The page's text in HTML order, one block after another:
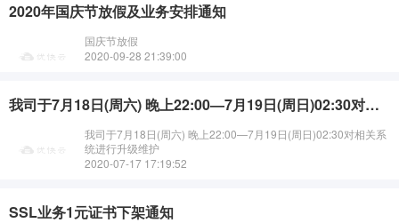
2020年国庆节放假及业务安排通知
国庆节放假
2020-09-28 21:39:00
我司于7月18日(周六) 晚上22:00—7月19日(周日)02:30对相关系统进行升级维护
我司于7月18日(周六) 晚上22:00—7月19日(周日)02:30对相关系
统进行升级维护
2020-07-17 17:19:52
SSL业务1元证书下架通知